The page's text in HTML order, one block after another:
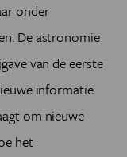
onder
De astronomie
van de eerste
informatie
om nieuwe
het